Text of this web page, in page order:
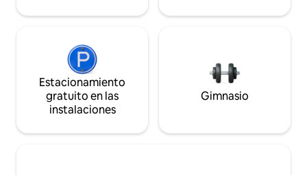
Estacionamiento
gratuito en las
instalaciones
Gimnasio